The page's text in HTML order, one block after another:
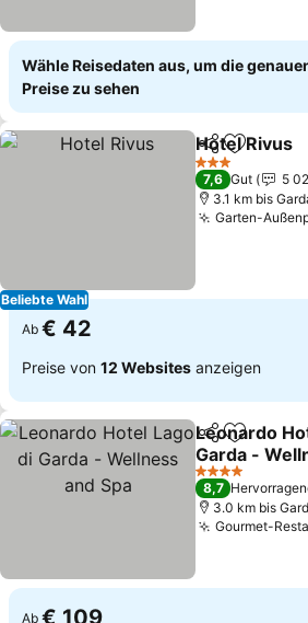
Wähle Reisedaten aus, um die
Preise zu sehen
Beliebte Wahl
TeilenZu
Hotel Rivus
3 Sterne
7,6 Gut
5
3.1 km bis
Garten-
Ab € 42
Preise von 12 Websites anzeigen
TeilenZu
Leonardo
Garda -
Preise sehen
4 Sterne
8,7
3.0 km bis
Gourmet-
Ab € 109